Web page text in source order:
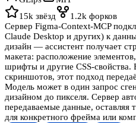
15k звёзд 1.2k форков
Сервер Figma-Context-MCP
Claude Desktop и других) к
дизайн — ассистент получает
макета: расположение
шрифты и другие CSS-свойства.
скриншотов, этот подход
Модель может в один запрос
дизайном до пикселя. Сервер
передаваемые данные,
для конкретного фрейма или